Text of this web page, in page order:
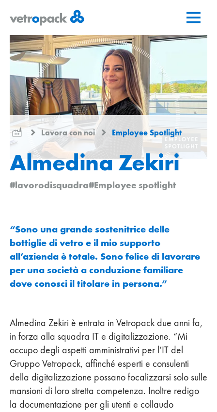
alla
pagina
iniziale
contenuto
contatto
Lavora con noi Employee Spotlight
Almedina Zekiri
#lavorodisquadra#Employee spotlight
“Sono una grande sostenitrice delle
bottiglie di vetro e il mio supporto
all’azienda è totale. Sono felice di lavorare
per una società a conduzione familiare
dove conosci il titolare in persona.”
Almedina Zekiri è entrata in Vetropack due anni fa,
in forza alla squadra IT e digitalizzazione. “Mi
occupo degli aspetti amministrativi per l’IT del
Gruppo Vetropack, affinché esperti e consulenti
della digitalizzazione possano focalizzarsi solo sulle
mansioni di loro stretta competenza. Inoltre redigo
la documentazione per gli utenti e collaudo